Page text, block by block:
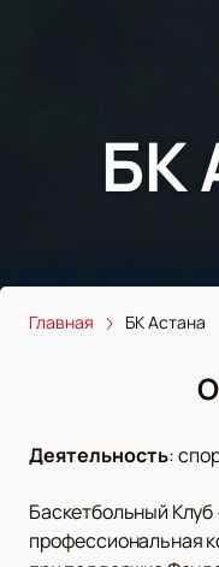
БК
Главная БК Астана
Деятельность:
Баскетбольный
профессиональная